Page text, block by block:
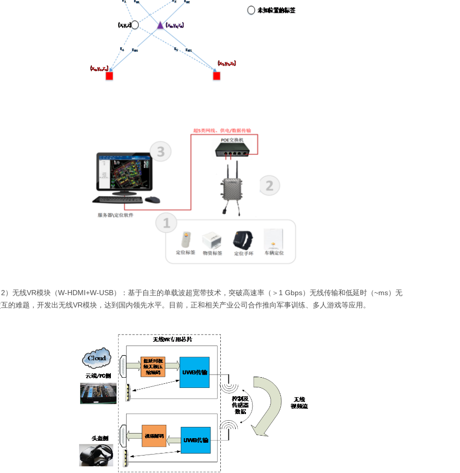
线VR模块（W-HDMI+W-USB）：基于自主的单载波超宽带技术，突破高速率（＞1 Gbps）无线传输和低延时（~ms）无
的难题，开发出无线VR模块，达到国内领先水平。目前，正和相关产业公司合作推向军事训练、多人游戏等应用。